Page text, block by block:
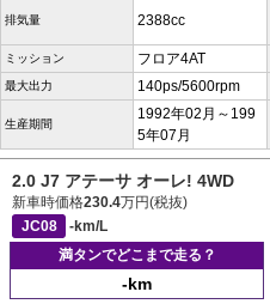
排気量 2388cc
ミッション フロア4AT
最大出力 140ps/5600rpm
生産期間
1992年02月～199
5年07月
2.0 J7 アテーサ オーレ! 4WD
新車時価格230.4万円(税抜)
JC08
-km/L
満タンでどこまで走る？
-km